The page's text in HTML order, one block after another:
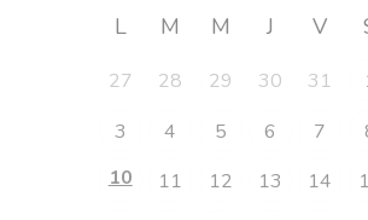
L M M J V
27 28 29 30 31
3
4 5 6 7
10
11 12 13 14